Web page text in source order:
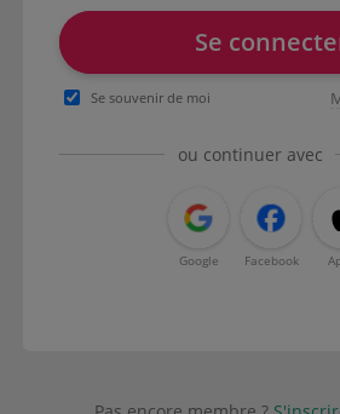
Se
Se souvenir de moi
ou continuer avec
Google Facebook